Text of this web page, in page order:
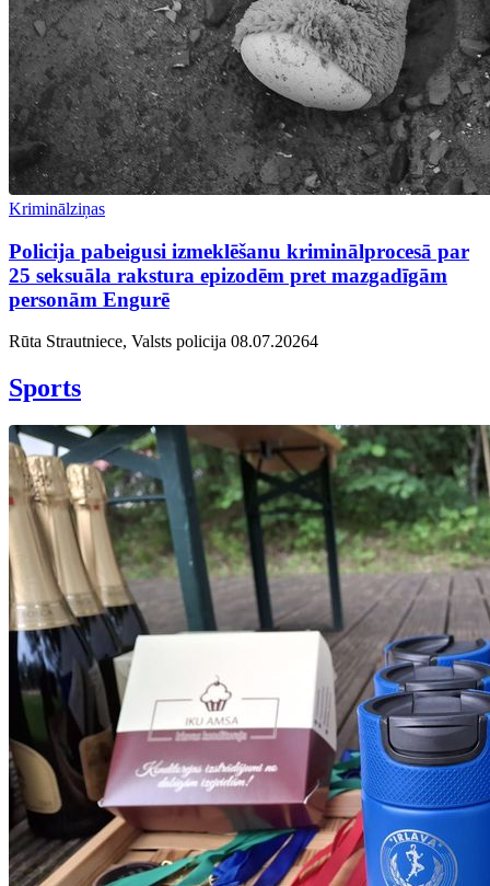
Kriminālziņas
Policija pabeigusi izmeklēšanu kriminālprocesā par
25 seksuāla rakstura epizodēm pret mazgadīgām
personām Engurē
Rūta Strautniece, Valsts policija 08.07.20264
Sports